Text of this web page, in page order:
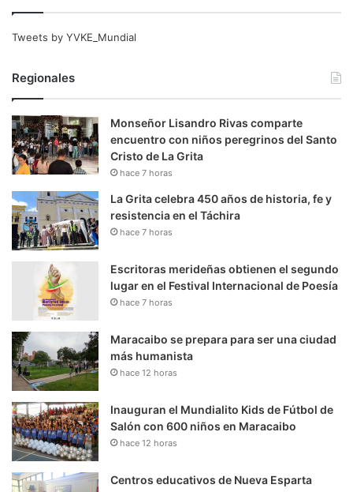
Tweets by YVKE_Mundial
Regionales
Monseñor Lisandro Rivas comparte
encuentro con niños peregrinos del Santo
Cristo de La Grita
hace 7 horas
La Grita celebra 450 años de historia, fe y
resistencia en el Táchira
hace 7 horas
Escritoras merideñas obtienen el segundo
lugar en el Festival Internacional de Poesía
hace 7 horas
Maracaibo se prepara para ser una ciudad
más humanista
hace 12 horas
Inauguran el Mundialito Kids de Fútbol de
Salón con 600 niños en Maracaibo
hace 12 horas
Centros educativos de Nueva Esparta